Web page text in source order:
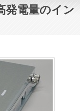
発電量のイン